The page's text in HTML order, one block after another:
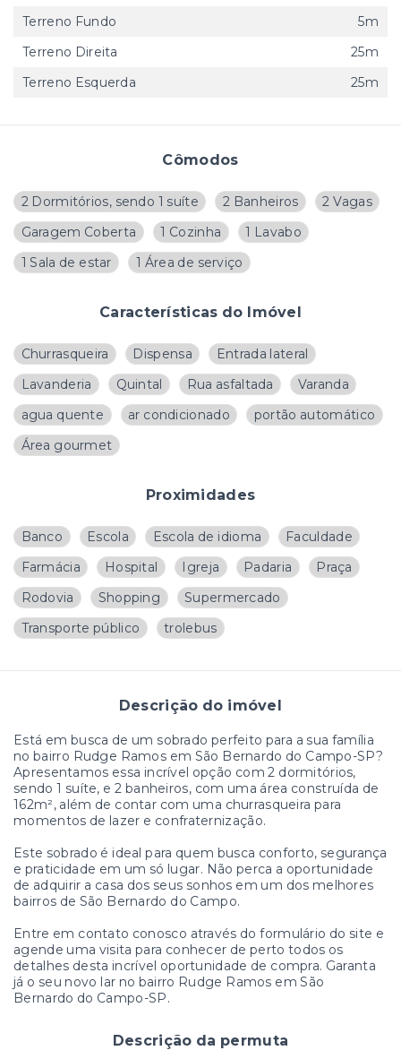
Cômodos
2 Dormitórios, sendo 1 suíte 2 Banheiros
2 Vagas
Garagem Coberta
1 Cozinha
1 Lavabo
1 Sala de estar
1 Área de serviço
Características do Imóvel
Churrasqueira Dispensa
Entrada lateral
Lavanderia
Quintal Rua asfaltada
Varanda
agua quente
ar condicionado
portão automático
Área gourmet
Proximidades
Banco Escola Escola de idioma
Faculdade
Farmácia
Hospital Igreja Padaria
Praça
Rodovia
Shopping
Supermercado
Transporte público
trolebus
Descrição do imóvel
Está em busca de um sobrado perfeito para a sua família
no bairro Rudge Ramos em São Bernardo do Campo-SP?
Apresentamos essa incrível opção com 2 dormitórios,
sendo 1 suíte, e 2 banheiros, com uma área construída de
162m², além de contar com uma churrasqueira para
momentos de lazer e confraternização.
Este sobrado é ideal para quem busca conforto, segurança
e praticidade em um só lugar. Não perca a oportunidade
de adquirir a casa dos seus sonhos em um dos melhores
bairros de São Bernardo do Campo.
Entre em contato conosco através do formulário do site e
agende uma visita para conhecer de perto todos os
detalhes desta incrível oportunidade de compra. Garanta
já o seu novo lar no bairro Rudge Ramos em São
Bernardo do Campo-SP.
Descrição da permuta
Terreno Fundo
5m
Terreno Direita
25m
Terreno Esquerda
25m